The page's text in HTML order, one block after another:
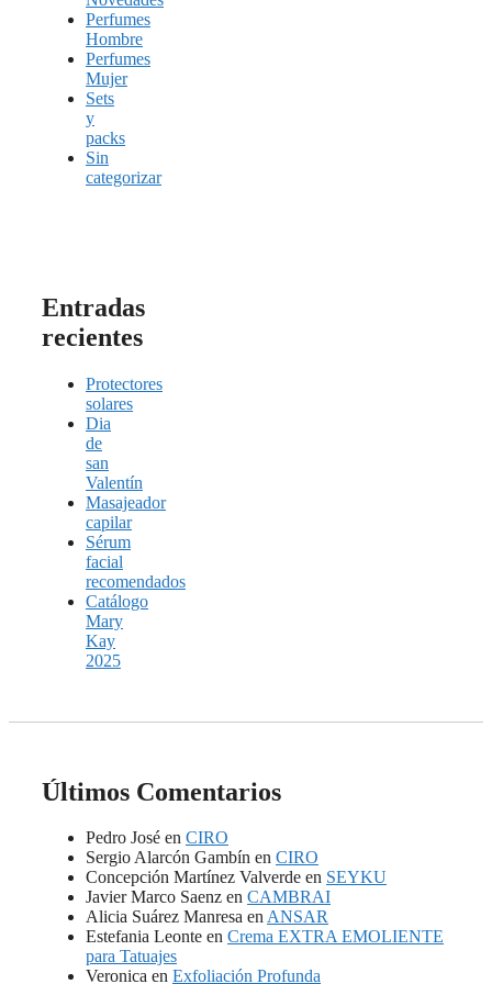
Perfumes
Hombre
Perfumes
Mujer
Sets
y
packs
Sin
categorizar
Entradas
recientes
Protectores
solares
Dia
de
san
Valentín
Masajeador
capilar
Sérum
facial
recomendados
Catálogo
Mary
Kay
2025
Últimos Comentarios
Pedro José en CIRO
Sergio Alarcón Gambín en CIRO
Concepción Martínez Valverde en SEYKU
Javier Marco Saenz en CAMBRAI
Alicia Suárez Manresa enANSAR
Estefania Leonte en Crema EXTRA EMOLIENTE
para Tatuajes
Veronica en Exfoliación Profunda